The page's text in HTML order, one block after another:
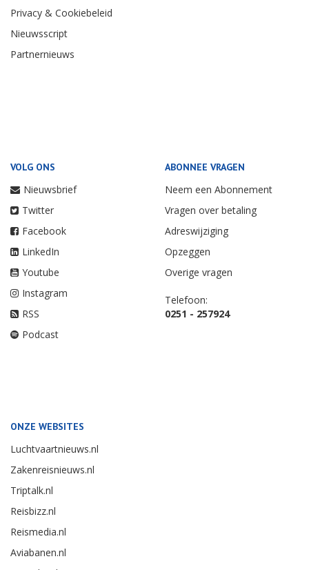
Privacy & Cookiebeleid
Nieuwsscript
Partnernieuws
VOLG ONS
Nieuwsbrief
Twitter
Facebook
LinkedIn
Youtube
Instagram
RSS
Podcast
ABONNEE VRAGEN
Neem een Abonnement
Vragen over betaling
Adreswijziging
Opzeggen
Overige vragen
Telefoon:
0251 - 257924
ONZE WEBSITES
Luchtvaartnieuws.nl
Zakenreisnieuws.nl
Triptalk.nl
Reisbizz.nl
Reismedia.nl
Aviabanen.nl